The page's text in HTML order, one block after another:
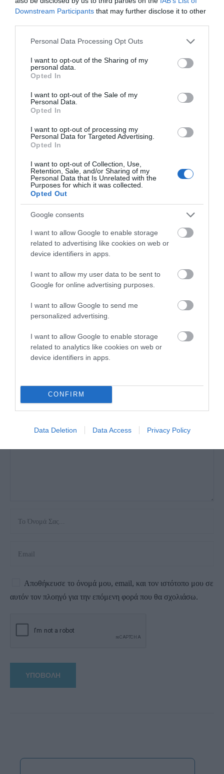
Downstream Participants that may further disclose it to other
Please note that this website/app uses one or more Google
not limited to your visit or usage behaviour. You may click to
grant or deny consent to Google and its third-party tags to
use your data for below specified purposes in below Google
consent section.
Personal Data Processing Opt Outs
I want to opt-out of the Sharing of my
personal data.
Opted In
I want to opt-out of the Sale of my
Personal Data.
Opted In
I want to opt-out of processing my
Personal Data for Targeted Advertising.
Opted In
I want to opt-out of Collection, Use,
Retention, Sale, and/or Sharing of my
Personal Data that Is Unrelated with the
Purposes for which it was collected.
Opted Out
Google consents
I want to allow Google to enable storage
related to advertising like cookies on web or
device identifiers in apps.
I want to allow my user data to be sent to
Google for online advertising purposes.
I want to allow Google to send me
personalized advertising.
I want to allow Google to enable storage
related to analytics like cookies on web or
device identifiers in apps.
CONFIRM
Data Deletion Data Access Privacy Policy
διοίκησης Γλυνού τώρα σιωπή.
23/11/18
23/11/2018 στις 18:27
Θα έπρεπε να σιωπάς σε άλλο Νησί τα καίνε
ΑΠΑΝΤΗΣΗ ΕΝ ΑΝΔΡΩ
Για τον κίνδυνο στην υγεία των κατοίκων της
ενδιαφέρει. Με την σιωπή σας φτάσατε από το
1999 στο 2019 χωρίς ΧΥΤΥ! Για ρώτα και τις
επιπτώσεις στην υγεία των κατοίκων των
Πιτροφός, Πέρα Χωριά, Φάλικα, Μεσαριά).
Αλήθεια πόσο ανεύθυνος μπορεί να είναι
χιλιάδων ανδριωτών που μένουν τον χειμώνα
στην περιοχή της Χώρας;
ΑΠΆΝΤΗΣΗ
ΑΦΉΣΤΕ ΈΝΑ ΣΧΌΛΙΟ
σημειώνονται με*
Αποθήκευσε το όνομά μου, email, και τον ιστότοπο μου σε
αυτόν τον πλοηγό για την επόμενη φορά που θα σχολιάσω.